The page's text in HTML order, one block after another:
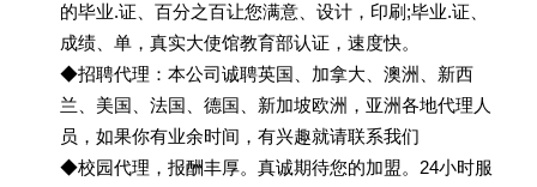
的毕业.证、百分之百让您满意、设计，印刷;毕业.证、
成绩、单，真实大使馆教育部认证，速度快。
◆招聘代理：本公司诚聘英国、加拿大、澳洲、新西
兰、美国、法国、德国、新加坡欧洲，亚洲各地代理人
员，如果你有业余时间，有兴趣就请联系我们
◆校园代理，报酬丰厚。真诚期待您的加盟。24小时服